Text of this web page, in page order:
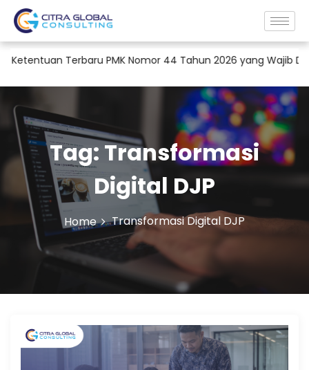
Terbaru PMK Nomor 44 Tahun 2026 yang Wajib
Tag: Transformasi
Digital DJP
Home Transformasi Digital DJP